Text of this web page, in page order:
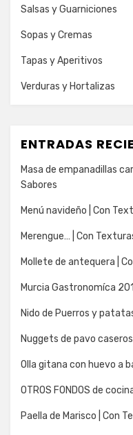
Salsas y Guarniciones
Sopas y Cremas
Tapas y Aperitivos
Verduras y Hortalizas
ENTRADAS
Masa de empanadillas
Sabores
Menú navideño | Con
Merengue… | Con
Mollete de antequera |
Murcia Gastronomíca
Nido de Puerros y
Nuggets de pavo
Olla gitana con huevo a
OTROS FONDOS de
Paella de Marisco | Con